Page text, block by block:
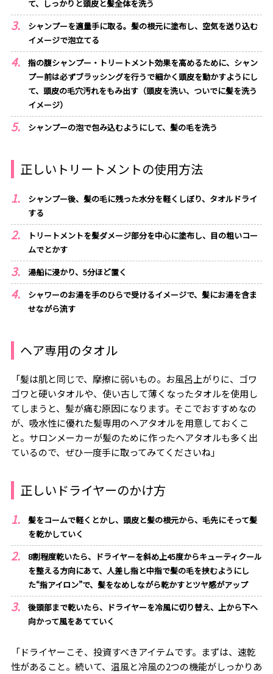
て、しっかりと頭皮と髪全体を洗う
シャンプーを適量手に取る。髪の根元に塗布し、空気を送り込む
イメージで泡立てる
指の腹シャンプー・トリートメント効果を高めるために、シャン
プー前は必ずブラッシングを行うで細かく頭皮を動かすようにし
て、頭皮の毛穴汚れをもみ出す（頭皮を洗い、ついでに髪を洗う
イメージ）
シャンプーの泡で包み込むようにして、髪の毛を洗う
正しいトリートメントの使用方法
シャンプー後、髪の毛に残った水分を軽くしぼり、タオルドライ
する
トリートメントを髪ダメージ部分を中心に塗布し、目の粗いコー
ムでとかす
湯船に浸かり、5分ほど置く
シャワーのお湯を手のひらで受けるイメージで、髪にお湯を含ま
せながら流す
ヘア専用のタオル
「髪は肌と同じで、摩擦に弱いもの。お風呂上がりに、ゴワ
ゴワと硬いタオルや、使い古して薄くなったタオルを使用し
てしまうと、髪が痛む原因になります。そこでおすすめなの
が、吸水性に優れた髪専用のヘアタオルを用意しておくこ
と。サロンメーカーが髪のために作ったヘアタオルも多く出
ているので、ぜひ一度手に取ってみてくださいね」
正しいドライヤーのかけ方
髪をコームで軽くとかし、頭皮と髪の根元から、毛先にそって髪
を乾かしていく
8割程度乾いたら、ドライヤーを斜め上45度からキューティクール
を整える方向にあて、人差し指と中指で髪の毛を挟むようにし
た“指アイロン”で、髪をなめしながら乾かすとツヤ感がアップ
後頭部まで乾いたら、ドライヤーを冷風に切り替え、上から下へ
向かって風をあてていく
「ドライヤーこそ、投資すべきアイテムです。まずは、速乾
性があること。続いて、温風と冷風の2つの機能がしっかりあ